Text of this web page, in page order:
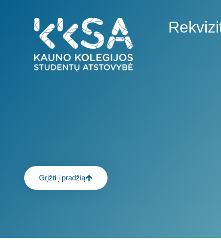
Grįžti į pradžią